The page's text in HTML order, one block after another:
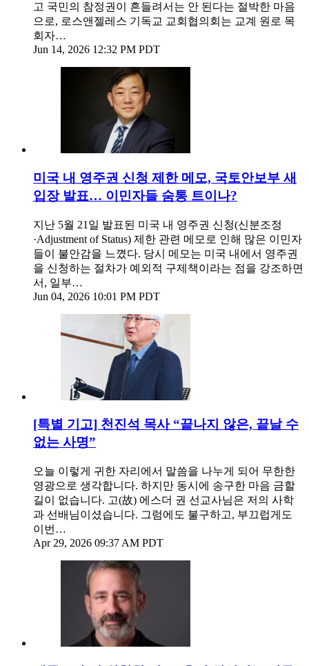
고 국민의 참정권이 흔들려서는 안 된다는 절박한 마음
으로, 로스앤젤레스 기독교 교회협의회는 교계 원로 목
회자…
Jun 14, 2026 12:32 PM PDT
미국 내 영주권 신청 제한 메모, 국토안보부 새
입장 발표… 이민자들 숨통 트이나?
지난 5월 21일 발표된 미국 내 영주권 신청(신분조정
·Adjustment of Status) 제한 관련 메모로 인해 많은 이민자
들이 불안감을 느꼈다. 당시 메모는 미국 내에서 영주권
을 신청하는 절차가 예외적 구제책이라는 점을 강조하면
서, 일부…
Jun 04, 2026 10:01 PM PDT
[특별 기고] 천진석 목사 “끝나지 않은, 끝날 수
없는 사명”
오늘 이렇게 귀한 자리에서 말씀을 나누게 되어 무한한
영광으로 생각합니다. 하지만 동시에 송구한 마음 금할
길이 없습니다. 고(故) 에스더 권 선교사님은 저의 사학
과 선배님이셨습니다. 그럼에도 불구하고, 부끄럽게도
이번…
Apr 29, 2026 09:37 AM PDT